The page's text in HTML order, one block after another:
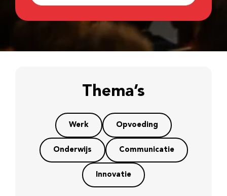
Thema’s
Werk Opvoeding
Onderwijs Communicatie
Innovatie